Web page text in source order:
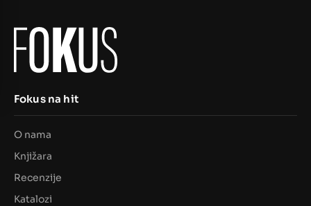
Fokus na hit
O nama
Knjižara
Recenzije
Katalozi